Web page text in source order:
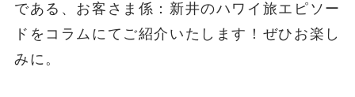
である、お客さま係：新井のハワイ旅エピソー
ドをコラムにてご紹介いたします！ぜひお楽し
みに。